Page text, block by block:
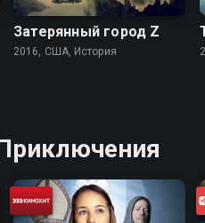
Затерянный город Z
2016, США, История